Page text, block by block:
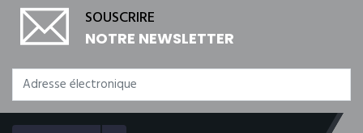
SOUSCRIRE
NOTRE NEWSLETTER